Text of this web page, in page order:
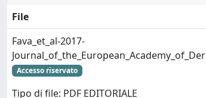
File
Fava_et_al-2017-
Accesso riservato
Tipo di file: PDF EDITORIALE